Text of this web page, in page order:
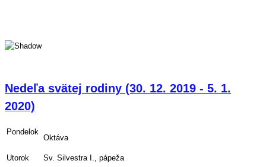
Nedeľa svätej rodiny (30. 12. 2019 - 5. 1.
2020)
Pondelok
Oktáva
Utorok
Sv. Silvestra I., pápeža